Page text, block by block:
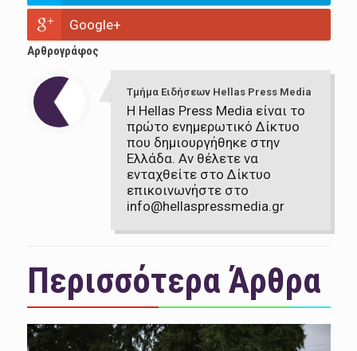
Google+
Αρθρογράφος
Τμήμα Ειδήσεων Hellas Press Media
Η Hellas Press Media είναι το
πρώτο ενημερωτικό Δίκτυο
που δημιουργήθηκε στην
Ελλάδα. Αν θέλετε να
ενταχθείτε στο Δίκτυο
επικοινωνήστε στο
info@hellaspressmedia.gr
Περισσότερα Άρθρα